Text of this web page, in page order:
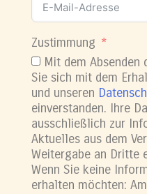
Zustimmung
Mit dem
Sie sich mit dem
und unseren
einverstanden. Ihre
ausschließlich zur
Aktuelles aus dem
Weitergabe an Dritte
Wenn Sie keine
erhalten möchten: